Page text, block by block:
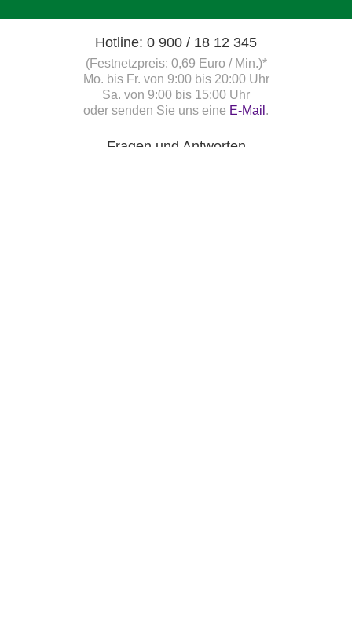
Hotline: 0 900 / 18 12 345
(Festnetzpreis: 0,69 Euro / Min.)*
Mo. bis Fr. von 9:00 bis 20:00 Uhr
Sa. von 9:00 bis 15:00 Uhr
oder senden Sie uns eine E-Mail .
Fragen und Antworten